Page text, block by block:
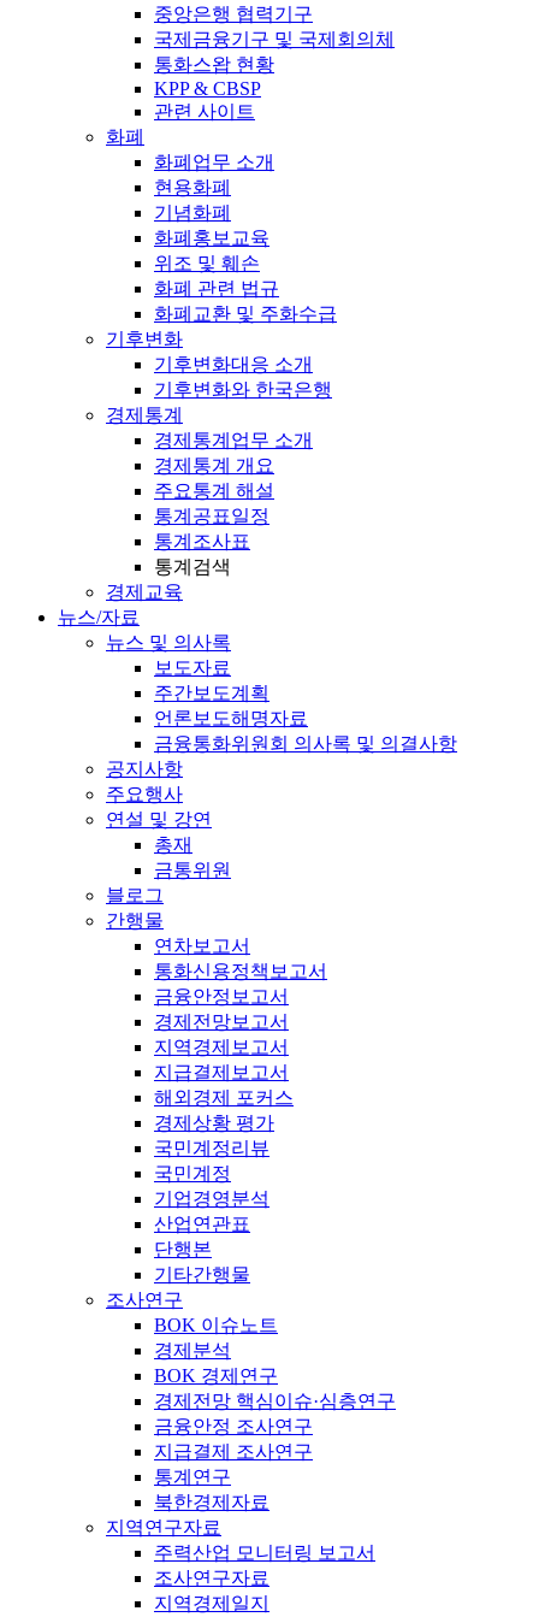
중앙은행 협력기구
국제금융기구 및 국제회의체
통화스왑 현황
KPP & CBSP
관련 사이트
화폐
화폐업무 소개
현용화폐
기념화폐
화폐홍보교육
위조 및 훼손
화폐 관련 법규
화폐교환 및 주화수급
기후변화
기후변화대응 소개
기후변화와 한국은행
경제통계
경제통계업무 소개
경제통계 개요
주요통계 해설
통계공표일정
통계조사표
통계검색
경제교육
뉴스/자료
뉴스 및 의사록
보도자료
주간보도계획
언론보도해명자료
금융통화위원회 의사록 및 의결사항
공지사항
주요행사
연설 및 강연
총재
금통위원
블로그
간행물
연차보고서
통화신용정책보고서
금융안정보고서
경제전망보고서
지역경제보고서
지급결제보고서
해외경제 포커스
경제상황 평가
국민계정리뷰
국민계정
기업경영분석
산업연관표
단행본
기타간행물
조사연구
BOK 이슈노트
경제분석
BOK 경제연구
경제전망 핵심이슈·심층연구
금융안정 조사연구
지급결제 조사연구
통계연구
북한경제자료
지역연구자료
주력산업 모니터링 보고서
조사연구자료
지역경제일지